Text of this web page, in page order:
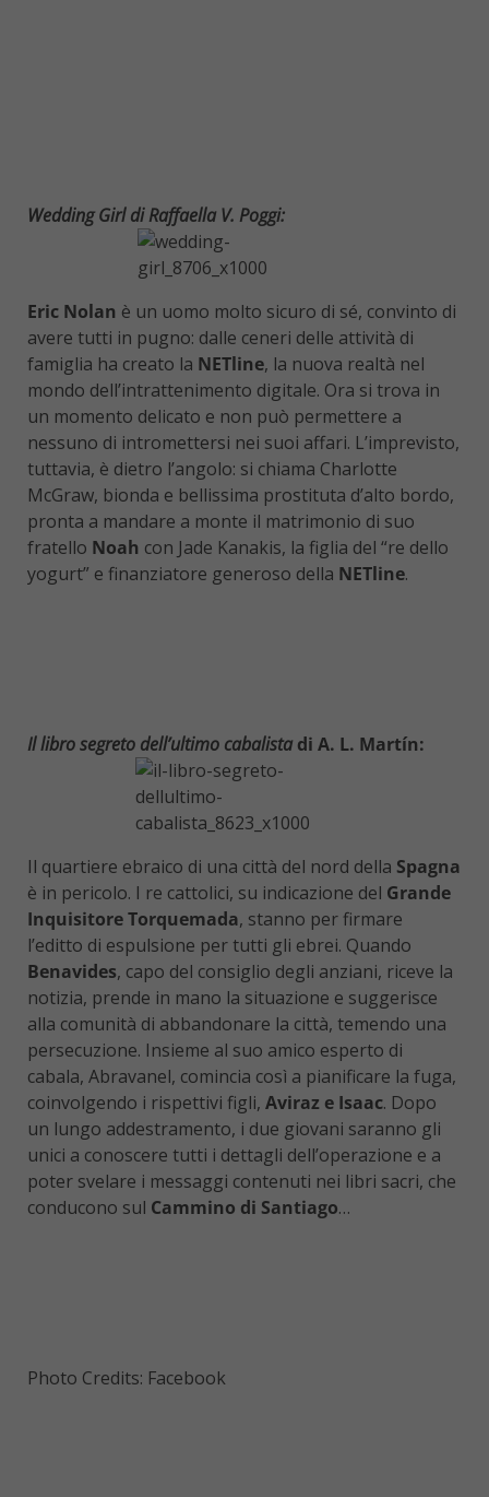
Wedding Girl di Raffaella V. Poggi:
Eric Nolan è un uomo molto sicuro di sé, convinto di
avere tutti in pugno: dalle ceneri delle attività di
famiglia ha creato la NETline, la nuova realtà nel
mondo dell’intrattenimento digitale. Ora si trova in
un momento delicato e non può permettere a
nessuno di intromettersi nei suoi affari. L’imprevisto,
tuttavia, è dietro l’angolo: si chiama Charlotte
McGraw, bionda e bellissima prostituta d’alto bordo,
pronta a mandare a monte il matrimonio di suo
fratello Noah con Jade Kanakis, la figlia del “re dello
yogurt” e finanziatore generoso della NETline.
Il libro segreto dell’ultimo cabalista di A. L. Martín:
Il quartiere ebraico di una città del nord della Spagna
è in pericolo. I re cattolici, su indicazione del Grande
Inquisitore Torquemada, stanno per firmare
l’editto di espulsione per tutti gli ebrei. Quando
Benavides, capo del consiglio degli anziani, riceve la
notizia, prende in mano la situazione e suggerisce
alla comunità di abbandonare la città, temendo una
persecuzione. Insieme al suo amico esperto di
cabala, Abravanel, comincia così a pianificare la fuga,
coinvolgendo i rispettivi figli, Aviraz e Isaac. Dopo
un lungo addestramento, i due giovani saranno gli
unici a conoscere tutti i dettagli dell’operazione e a
poter svelare i messaggi contenuti nei libri sacri, che
conducono sul Cammino di Santiago…
Photo Credits: Facebook